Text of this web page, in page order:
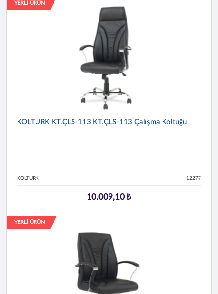
YERLİ ÜRÜN
KOLTURK KT.ÇLS-113 KT.ÇLS-113 Çalışma Koltuğu
KOLTURK 12277
10.009,10 ₺
YERLİ ÜRÜN